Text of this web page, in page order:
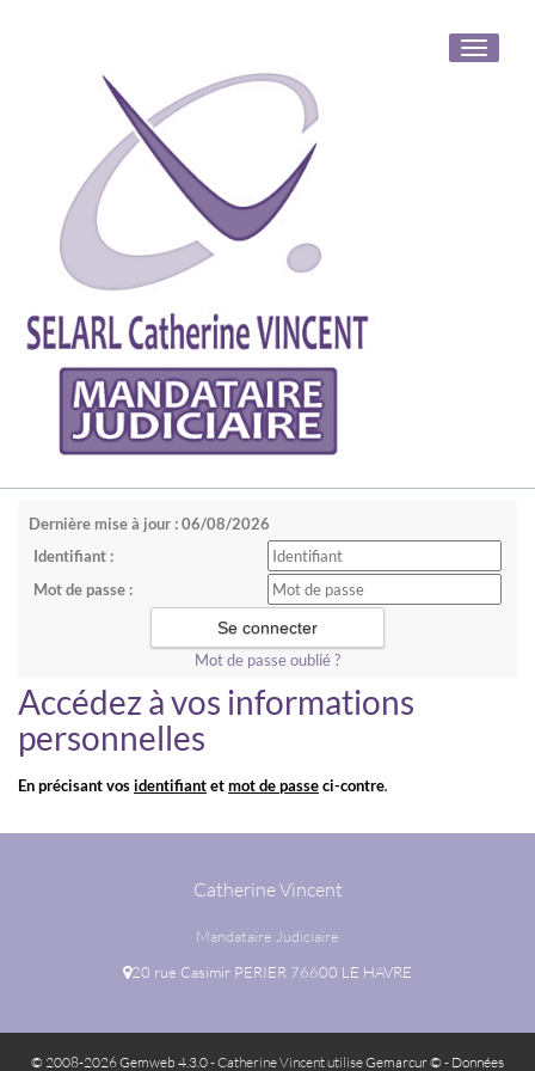
Toggle
Dernière mise à jour : 06/08/2026
Identifiant :
Mot de passe :
Mot de passe oublié ?
Accédez à vos informations
personnelles
En précisant vosidentifiantetmot de passeci-contre.
Catherine Vincent
Mandataire Judiciaire
20 rue Casimir PERIER 76600 LE HAVRE
© 2008-2026 Gemweb 4.3.0- Catherine Vincent utiliseGemarcur © - Données